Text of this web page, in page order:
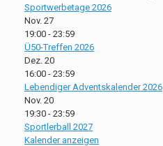
Sportwerbetage 2026
Nov. 27
19:00 - 23:59
Ü50-Treffen 2026
Dez. 20
16:00 - 23:59
Lebendiger Adventskalender 2026
Nov. 20
19:30 - 23:59
Sportlerball 2027
Kalender anzeigen